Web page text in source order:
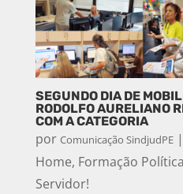
SEGUNDO DIA DE
RODOLFO AURELIANO
COM A CATEGORIA
por Comunicação SindjudPE|
Home, Formação Política
Servidor!